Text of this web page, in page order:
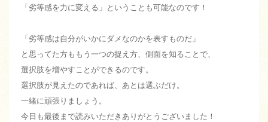
「劣等感を力に変える」ということも可能なのです！
「劣等感は自分がいかにダメなのかを表すものだ」
と思ってた方ももう一つの捉え方、側面を知ることで、
選択肢を増やすことができるのです。
選択肢が見えたのであれば、あとは選ぶだけ。
一緒に頑張りましょう。
今日も最後まで読みいただきありがとうございました！